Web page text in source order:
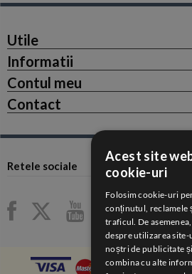
Utile
Informatii
Contul meu
Contact
Retele sociale
Acest site
cookie-uri
Folosim cookie-uri
conținutul, reclamele
traficul. De
despre utilizarea
noștri de publicitate
combina cu alte